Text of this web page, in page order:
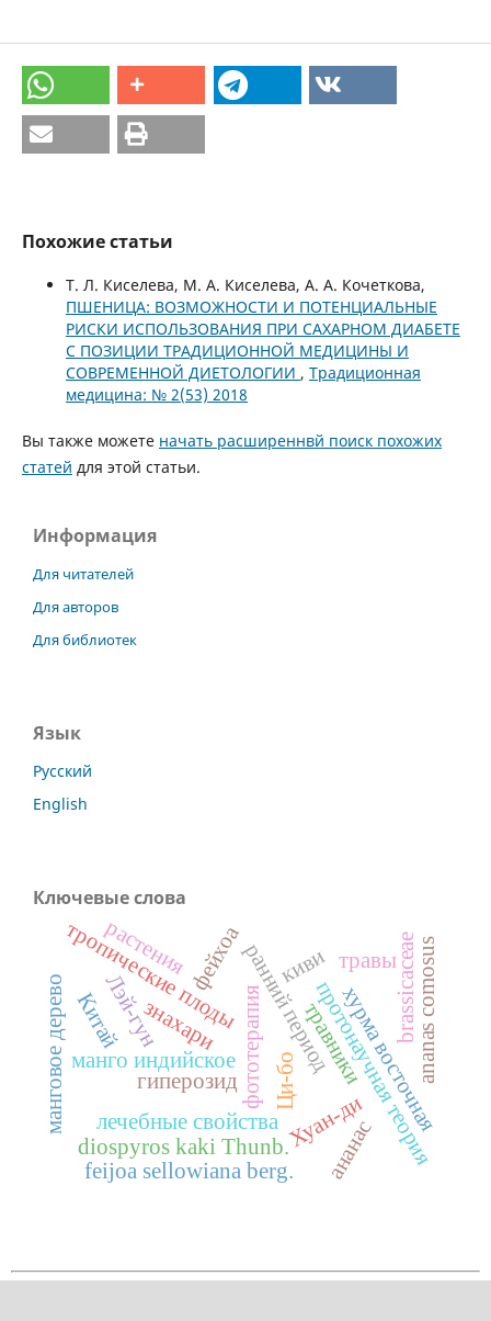
Похожие статьи
Т. Л. Киселева, М. А. Киселева, А. А. Кочеткова,
ПШЕНИЦА: ВОЗМОЖНОСТИ И ПОТЕНЦИАЛЬНЫЕ
РИСКИ ИСПОЛЬЗОВАНИЯ ПРИ САХАРНОМ ДИАБЕТЕ
С ПОЗИЦИИ ТРАДИЦИОННОЙ МЕДИЦИНЫ И
СОВРЕМЕННОЙ ДИЕТОЛОГИИ , Традиционная
медицина: № 2(53) 2018
Вы также можете начать расширеннвй поиск похожих
статей для этой статьи.
Информация
Для читателей
Для авторов
Для библиотек
Язык
Русский
English
Ключевые слова
фототерапия
манго индийское
Хуан-ди
протонаучная теория
ранний период
тропические плоды
лечебные свойства
diospyros kaki Тhunb.
хурма восточная
feijoa sellowiana berg.
фейхоа
манговое дерево Лэй-гун
киви ananas comosus
ананас
гиперозид
brassicaceae
Ци-бо
Китай травники
знахари
травы
растения